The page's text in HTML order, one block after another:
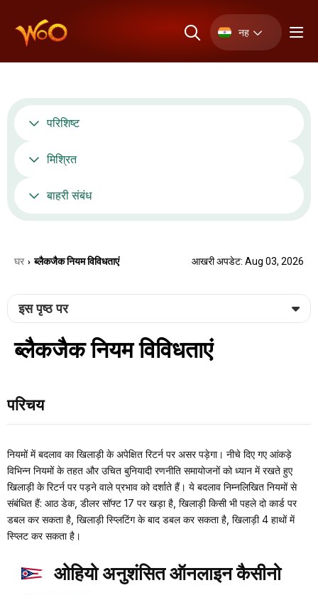
नह
परिशिष्ट
मिश्रित
बाहरी संबंध
घर › ब्लैकजैक नियम विविधताएं आखरी अपडेट: Aug 03, 2026
इस पृष्ठ पर
ब्लैकजैक नियम विविधताएं
परिचय
नियमों में बदलाव का खिलाड़ी के अपेक्षित रिटर्न पर असर पड़ेगा। नीचे दिए गए आंकड़े
विभिन्न नियमों के तहत और उचित बुनियादी रणनीति समायोजनों को ध्यान में रखते हुए
खिलाड़ी के रिटर्न पर पड़ने वाले प्रभाव को दर्शाते हैं। ये बदलाव निम्नलिखित नियमों से
संबंधित हैं: आठ डेक, डीलर सॉफ्ट 17 पर खड़ा है, खिलाड़ी किसी भी पहले दो कार्ड पर
डबल कर सकता है, खिलाड़ी स्प्लिटिंग के बाद डबल कर सकता है, खिलाड़ी 4 हाथों में
स्प्लिट कर सकता है।
ओहियो अनुशंसित ऑनलाइन कैसीनो